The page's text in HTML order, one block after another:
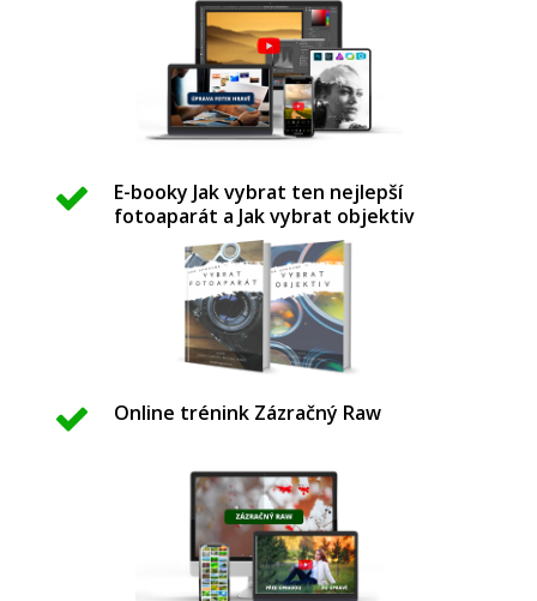
E-booky Jak vybrat ten nejlepší
fotoaparát a Jak vybrat objektiv
Online trénink Zázračný Raw